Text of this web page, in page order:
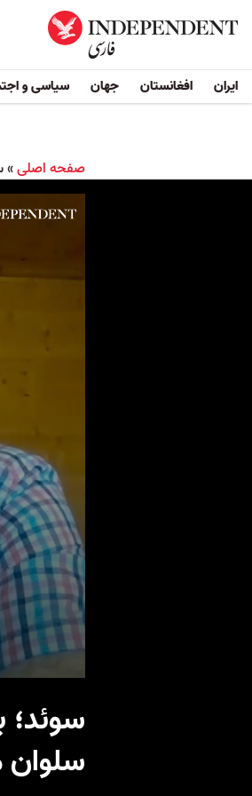
ایران افغانستان جهان سیاسی و
صفحه اصلی»
سلوان